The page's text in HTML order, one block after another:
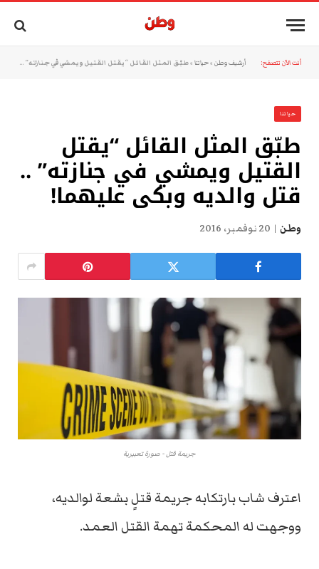
أنت الآن تتصفح: أرشيف وطن »حياتنا »طبّق المثل القائل “يقتل القتيل ويمشي في جنازته” .. قتل والديه وبكى عليهما!
حياتنا
طبّق المثل القائل “يقتل
القتيل ويمشي في جنازته” ..
قتل والديه وبكى عليهما!
وطن 20 نوفمبر، 2016
جريمة قتل - صورة تعبيرية
اعترف شاب بارتكابه جريمة قتلٍ بشعة لوالديه،
ووجهت له المحكمة تهمة القتل العمد.